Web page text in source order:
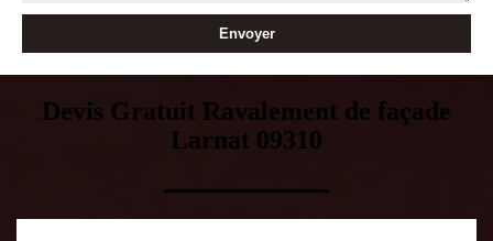
Devis Gratuit Ravalement de façade
Larnat 09310